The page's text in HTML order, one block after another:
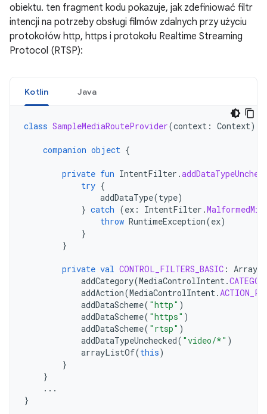
obiektu. ten fragment kodu pokazuje, jak zdefiniować filtr
intencji na potrzeby obsługi filmów zdalnych przy użyciu
protokołów http, https i protokołu Realtime Streaming
Protocol (RTSP):
Kotlin Java
class SampleMediaRouteProvider(context : Context)
companion object {
private fun IntentFilter .
try {
addDataType(type)
} catch (ex : IntentFilter .
throw RuntimeException(ex)
}
}
private val CONTROL_FILTERS_BASIC :
addCategory(MediaControlIntent .
addAction(MediaControlIntent .
addDataScheme( "http" )
addDataScheme( "https" )
addDataScheme( "rtsp" )
addDataTypeUnchecked( "video/*" )
arrayListOf(this)
}
}
...
}